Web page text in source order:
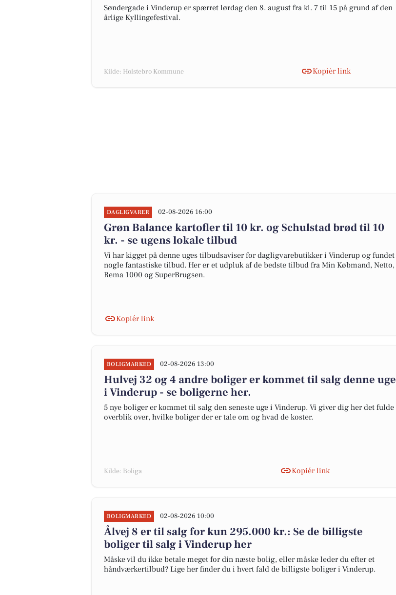
Søndergade i Vinderup er spærret lørdag den 8. august fra kl. 7 til 15 på grund af den
årlige Kyllingefestival.
Kilde: Holstebro Kommune Kopiér link
DAGLIGVARER 02-08-2026 16:00
Grøn Balance kartofler til 10 kr. og Schulstad brød til 10
kr. - se ugens lokale tilbud
Vi har kigget på denne uges tilbudsaviser for dagligvarebutikker i Vinderup og fundet
nogle fantastiske tilbud. Her er et udpluk af de bedste tilbud fra Min Købmand, Netto,
Rema 1000 og SuperBrugsen.
Kopiér link
BOLIGMARKED 02-08-2026 13:00
Hulvej 32 og 4 andre boliger er kommet til salg denne uge
i Vinderup - se boligerne her.
5 nye boliger er kommet til salg den seneste uge i Vinderup. Vi giver dig her det fulde
overblik over, hvilke boliger der er tale om og hvad de koster.
Kilde: Boliga Kopiér link
BOLIGMARKED 02-08-2026 10:00
Ålvej 8 er til salg for kun 295.000 kr.: Se de billigste
boliger til salg i Vinderup her
Måske vil du ikke betale meget for din næste bolig, eller måske leder du efter et
håndværkertilbud? Lige her finder du i hvert fald de billigste boliger i Vinderup.